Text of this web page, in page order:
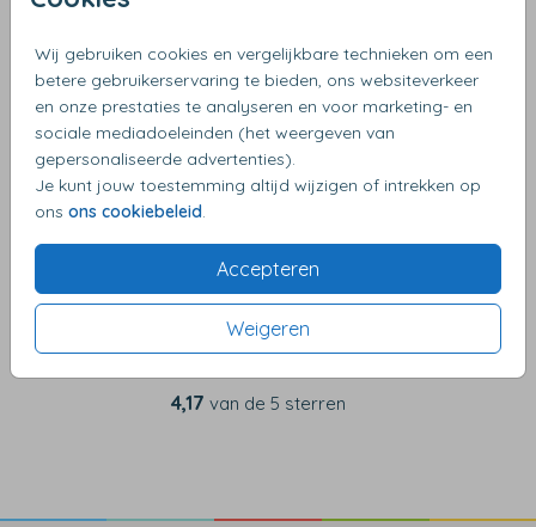
Wij gebruiken cookies en vergelijkbare technieken om een
betere gebruikerservaring te bieden, ons websiteverkeer
en onze prestaties te analyseren en voor marketing- en
sociale mediadoeleinden (het weergeven van
gepersonaliseerde advertenties).
Je kunt jouw toestemming altijd wijzigen of intrekken op
ons ons cookiebeleid
Accepteren
Weigeren
lichtblauw 14 x 14
4,17 van de 5 sterren